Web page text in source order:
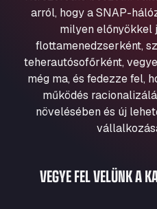
Aqua Ariva GmbH
Marie-Curie-Straße 24,
Aral Autohof Bockel
An der Autobahn 1,
ARAL Autohof
Oppelner Str. 1, 31167
ARAL Autohof
Schellweilerstraße 1,
arról, hogy a SNAP-
milyen előnyökkel
flottamenedzserként,
teherautósofőrként,
még ma, és fedezze fel,
működés
növelésében és új
VEGYE FEL VELÜNK A